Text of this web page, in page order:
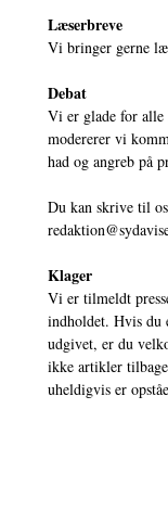
Læserbreve
Vi bringer gerne
Debat
Vi er glade for alle
modererer vi
had og angreb på
Du kan skrive til
Klager
Vi er tilmeldt
indholdet. Hvis du
udgivet, er du
ikke artikler
uheldigvis er